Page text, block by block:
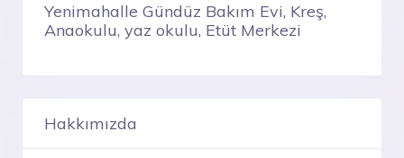
Yenimahalle Gündüz Bakım Evi, Kreş,
Anaokulu, yaz okulu, Etüt Merkezi
Hakkımızda